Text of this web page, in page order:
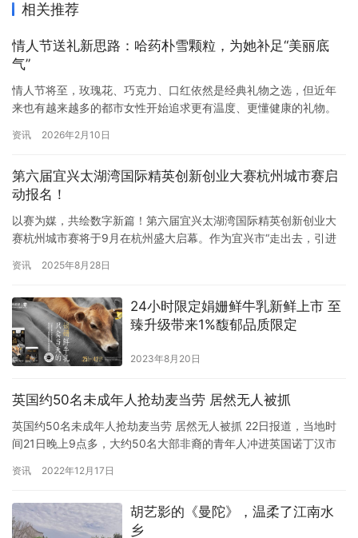
相关推荐
情人节送礼新思路：哈药朴雪颗粒，为她补足“美丽底
气”
情人节将至，玫瑰花、巧克力、口红依然是经典礼物之选，但近年
来也有越来越多的都市女性开始追求更有温度、更懂健康的礼物。
状态的贴心关怀。哈药旗下朴雪®铁锌多种维生素颗粒，正以“高含
为需要补充铁、锌及多种维生素的成年女性设计的保健食品，每袋
含15…
资讯 2026年2月10日
第六届宜兴太湖湾国际精英创新创业大赛杭州城市赛启
动报名！
以赛为媒，共绘数字新篇！第六届宜兴太湖湾国际精英创新创业大
赛杭州城市赛将于9月在杭州盛大启幕。作为宜兴市“走出去，引进
杭州“数字之城”的创新沃土，通过“1场精准培训+1场巅峰对决+2场
前沿创新与产业应用，全方位展示宜兴的科创魅力，诚邀全球…
资讯 2025年8月28日
24小时限定娟姗鲜牛乳新鲜上市 至
臻升级带来1%馥郁品质限定
2023年8月20日
英国约50名未成年人抢劫麦当劳 居然无人被抓
英国约50名未成年人抢劫麦当劳 居然无人被抓 22日报道，当地时
间21日晚上9点多，大约50名大部非裔的青年人冲进英国诺丁汉市
控，不过尚未逮捕任何参与者。 大部分非裔年轻人围着麦当劳的柜
当劳的店员则只能无奈地在一旁干着急，不过至少有一名…
资讯 2022年12月17日
胡艺影的《曼陀》，温柔了江南水
乡